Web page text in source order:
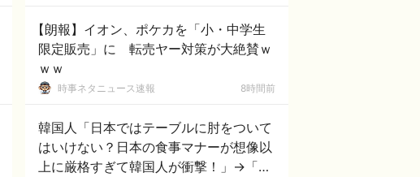
【朗報】イオン、ポケカを「小・中学生
限定販売」に 転売ヤー対策が大絶賛ｗ
ｗｗ
時事ネタニュース速報 8時間前
韓国人「日本ではテーブルに肘をついて
はいけない？日本の食事マナーが想像以
上に厳格すぎて韓国人が衝撃！」→「こ